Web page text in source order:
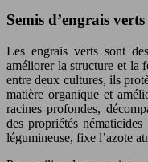
Semis d’engrais
Les engrais verts sont
améliorer la structure et la
entre deux cultures, ils
matière organique et
racines profondes,
des propriétés
légumineuse, fixe l’azote